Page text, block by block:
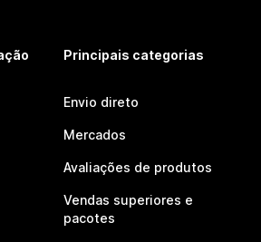
Principais categorias
Envio direto
Mercados
Avaliações de produtos
Vendas superiores e
pacotes